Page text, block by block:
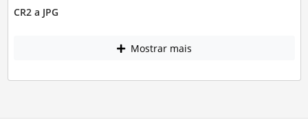
CR2 a JPG
Mostrar mais